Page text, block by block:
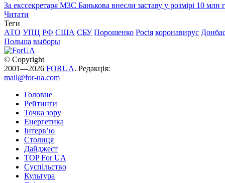
За екссекретаря МЗС Банькова внесли заставу у розмірі 10 млн
Читати
Теги
АТО УПЦ РФ США СБУ Порошенко Росія коронавирус
Польша выборы
© Copyright
2001—2026 FORUA. Редакція:
mail@for-ua.com
Головне
Рейтинги
Точка зору
Енергетика
Інтерв’ю
Столиця
Дайджест
TOP For UA
Суспiльство
Культура